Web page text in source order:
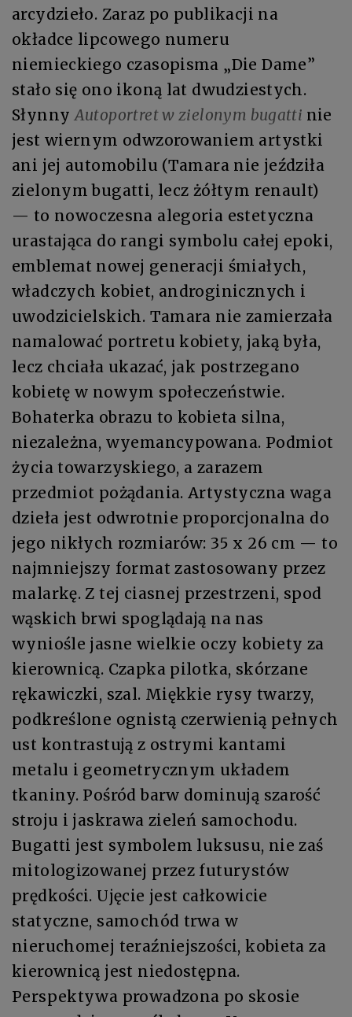
arcydzieło. Zaraz po publikacji na
okładce lipcowego numeru
niemieckiego czasopisma „Die Dame”
stało się ono ikoną lat dwudziestych.
SłynnyAutoportret w zielonym bugatti nie
jest wiernym odwzorowaniem artystki
ani jej automobilu (Tamara nie jeździła
zielonym bugatti, lecz żółtym renault)
— to nowoczesna alegoria estetyczna
urastająca do rangi symbolu całej epoki,
emblemat nowej generacji śmiałych,
władczych kobiet, androginicznych i
uwodzicielskich. Tamara nie zamierzała
namalować portretu kobiety, jaką była,
lecz chciała ukazać, jak postrzegano
kobietę w nowym społeczeństwie.
Bohaterka obrazu to kobieta silna,
niezależna, wyemancypowana. Podmiot
życia towarzyskiego, a zarazem
przedmiot pożądania. Artystyczna waga
dzieła jest odwrotnie proporcjonalna do
jego nikłych rozmiarów: 35 x 26 cm — to
najmniejszy format zastosowany przez
malarkę. Z tej ciasnej przestrzeni, spod
wąskich brwi spoglądają na nas
wyniośle jasne wielkie oczy kobiety za
kierownicą. Czapka pilotka, skórzane
rękawiczki, szal. Miękkie rysy twarzy,
podkreślone ognistą czerwienią pełnych
ust kontrastują z ostrymi kantami
metalu i geometrycznym układem
tkaniny. Pośród barw dominują szarość
stroju i jaskrawa zieleń samochodu.
Bugatti jest symbolem luksusu, nie zaś
mitologizowanej przez futurystów
prędkości. Ujęcie jest całkowicie
statyczne, samochód trwa w
nieruchomej teraźniejszości, kobieta za
kierownicą jest niedostępna.
Perspektywa prowadzona po skosie